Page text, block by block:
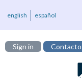
english español
Sign in Contacto